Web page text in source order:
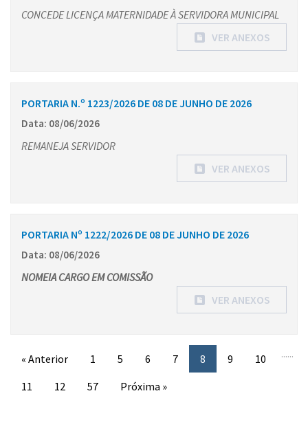
CONCEDE LICENÇA MATERNIDADE À SERVIDORA MUNICIPAL
VER ANEXOS
PORTARIA N.º 1223/2026 DE 08 DE JUNHO DE 2026
Data: 08/06/2026
REMANEJA SERVIDOR
VER ANEXOS
PORTARIA Nº 1222/2026 DE 08 DE JUNHO DE 2026
Data: 08/06/2026
NOMEIA CARGO EM COMISSÃO
VER ANEXOS
« Anterior 1 ...
5 6 7 8 9
10
11
12
...
57
Próxima »